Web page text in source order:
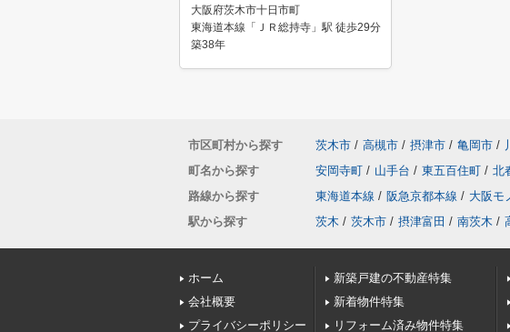
大阪府茨木市十日市町
東海道本線「ＪＲ総持寺」駅 徒歩29分
築38年
市区町村から探す 茨木市 / 高槻市 / 摂津市 / 亀岡市 /
町名から探す
安岡寺町 / 山手台 / 東五百住町 / 北
路線から探す
東海道本線 / 阪急京都本線 / 大阪モ
駅から探す
茨木 / 茨木市 / 摂津富田 / 南茨木 /
ホーム
会社概要
プライバシーポリシー
新築戸建の不動産特集
新着物件特集
リフォーム済み物件特集